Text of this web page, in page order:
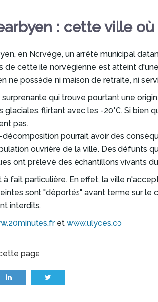
: cette ville
en Norvège, un arrêté municipal
de cette ile norvégienne est atteint
ne possède ni maison de retraite, ni
surprenante qui trouve pourtant une
glaciales, flirtant avec les -20°C. Si bien
pas.
décomposition pourrait avoir des
ouvrière de la ville. Des défunts
ont prélevé des échantillons vivants
à fait particulière. En effet, la ville
sont "déportés" avant terme sur le
interdits.
et www.ulyces.co
page